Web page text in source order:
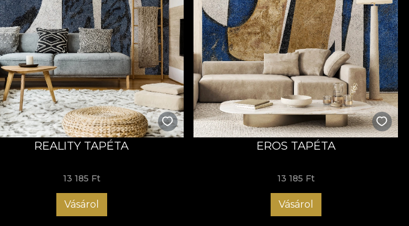
keressen válaszokat a vonalak és formák között rejtőző mély kérdésekre, vagy
kollekciót, amely zökkenőmentesen illeszkedik a különféle terekbe. Legyen szó
újdonság érzetét kelti, vagy egy modern, ipari, esetleg eklektikus környezetről, ezek a
emelni, tökéletes ízléssel és könnyed eleganciával átitatva azt.
fogalmán. A House of VLAdiLA hagyományaihoz hűen alkotásaink nem
kínálnak. Ez egy meghívás az alkotói szabadság megélésére és arra, hogy bátran
válik. Egy útvonal, amelyen felfedezheted és értelmet találhatsz egy végtelen
amely visszatükrözi belső énedet, arra ösztönözve, hogy megvizsgáld létezésedet, és
REALITY TAPÉTA
13 185 Ft
Vásárol
EROS TAPÉTA
13 185 Ft
Vásárol